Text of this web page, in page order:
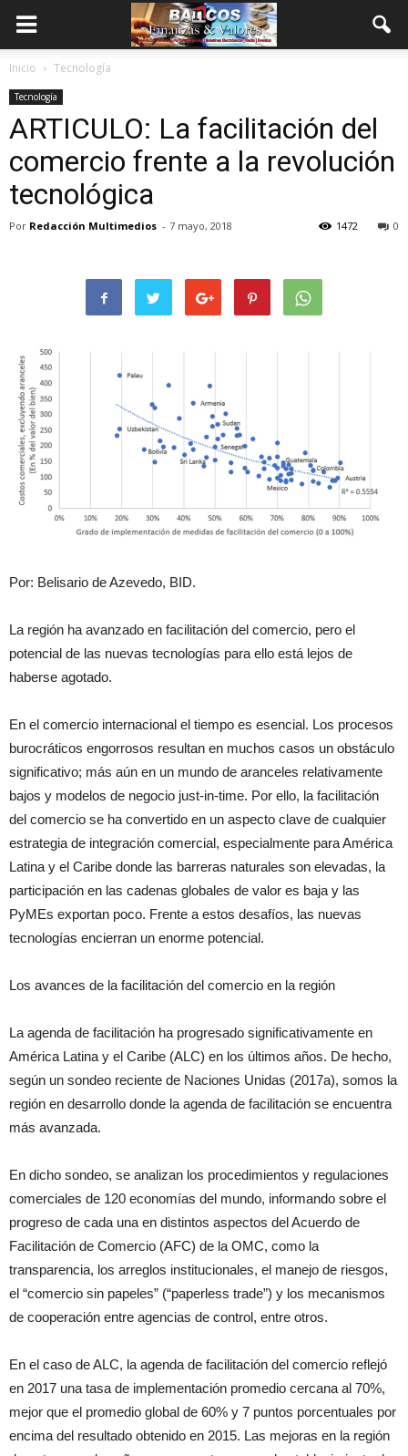
Inicio Tecnología
Tecnología
ARTICULO: La facilitación del
comercio frente a la revolución
tecnológica
Por Redacción Multimedios - 7 mayo, 2018 0
1472
Por: Belisario de Azevedo, BID.
La región ha avanzado en facilitación del comercio, pero el
potencial de las nuevas tecnologías para ello está lejos de
haberse agotado.
En el comercio internacional el tiempo es esencial. Los procesos
burocráticos engorrosos resultan en muchos casos un obstáculo
significativo; más aún en un mundo de aranceles relativamente
bajos y modelos de negocio just-in-time. Por ello, la facilitación
del comercio se ha convertido en un aspecto clave de cualquier
estrategia de integración comercial, especialmente para América
Latina y el Caribe donde las barreras naturales son elevadas, la
participación en las cadenas globales de valor es baja y las
PyMEs exportan poco. Frente a estos desafíos, las nuevas
tecnologías encierran un enorme potencial.
Los avances de la facilitación del comercio en la región
La agenda de facilitación ha progresado significativamente en
América Latina y el Caribe (ALC) en los últimos años. De hecho,
según un sondeo reciente de Naciones Unidas (2017a), somos la
región en desarrollo donde la agenda de facilitación se encuentra
más avanzada.
En dicho sondeo, se analizan los procedimientos y regulaciones
comerciales de 120 economías del mundo, informando sobre el
progreso de cada una en distintos aspectos del Acuerdo de
Facilitación de Comercio (AFC) de la OMC, como la
transparencia, los arreglos institucionales, el manejo de riesgos,
el “comercio sin papeles” (“paperless trade”) y los mecanismos
de cooperación entre agencias de control, entre otros.
En el caso de ALC, la agenda de facilitación del comercio reflejó
en 2017 una tasa de implementación promedio cercana al 70%,
mejor que el promedio global de 60% y 7 puntos porcentuales por
encima del resultado obtenido en 2015. Las mejoras en la región